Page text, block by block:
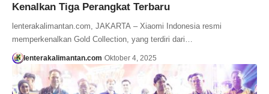
Kenalkan Tiga Perangkat Terbaru
lenterakalimantan.com, JAKARTA – Xiaomi Indonesia resmi
memperkenalkan Gold Collection, yang terdiri dari…
lenterakalimantan.com Oktober 4, 2025